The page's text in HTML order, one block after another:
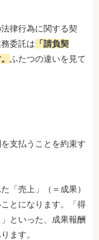
律行為に関する契
委託は 「請負契
ふたつの違いを見て
支払うことを約束す
「売上」（＝成果）
とになります。「得
といった、成果報酬
ます。